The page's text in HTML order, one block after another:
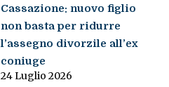
Cassazione: nuovo figlio
non basta per ridurre
l’assegno divorzile all’ex
coniuge
24 Luglio 2026